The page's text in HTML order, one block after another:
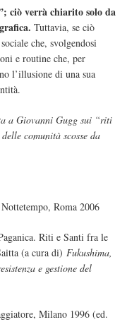
ciò verrà chiarito solo da
Tuttavia, se ciò
che, svolgendosi
e routine che, per
l’illusione di una sua
a Giovanni Gugg sui “riti
comunità scosse da
Nottetempo, Roma 2006
Riti e Santi fra le
(a cura di) Fukushima,
e gestione del
Milano 1996 (ed.